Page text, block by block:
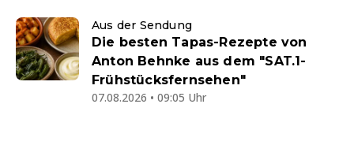
Aus der Sendung
Die besten Tapas-Rezepte von
Anton Behnke aus dem "SAT.1-
Frühstücksfernsehen"
07.08.2026 • 09:05 Uhr